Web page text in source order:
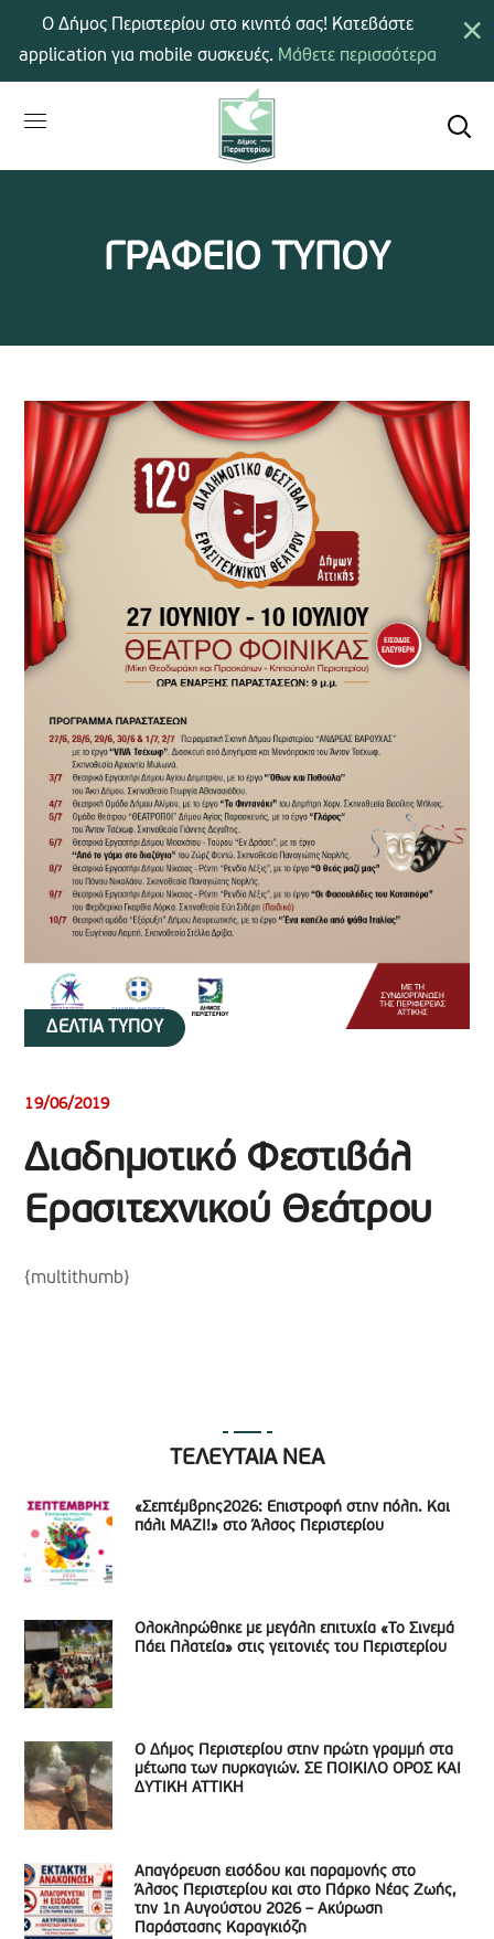
ΓΡΑΦΕΙΟ ΤΥΠΟΥ
ΔΕΛΤΙΑ ΤΥΠΟΥ
19/06/2019
Διαδημοτικό Φεστιβάλ
Ερασιτεχνικού Θεάτρου
{multithumb}
ΤΕΛΕΥΤΑΙΑ ΝΕΑ
«Σεπτέμβρης2026: Επιστροφή στην πόλη. Και
πάλι ΜΑΖΙ!» στο Άλσος Περιστερίου
Ολοκληρώθηκε με μεγάλη επιτυχία «Το Σινεμά
Πάει Πλατεία» στις γειτονιές του Περιστερίου
Ο Δήμος Περιστερίου στην πρώτη γραμμή στα
μέτωπα των πυρκαγιών. ΣΕ ΠΟΙΚΙΛΟ ΟΡΟΣ ΚΑΙ
ΔΥΤΙΚΗ ΑΤΤΙΚΗ
Απαγόρευση εισόδου και παραμονής στο
Άλσος Περιστερίου και στο Πάρκο Νέας Ζωής,
την 1η Αυγούστου 2026 – Ακύρωση
Παράστασης Καραγκιόζη
×
Ο Δήμος Περιστερίου στο κινητό σας! Κατεβάστε
application για mobile συσκευές. Μάθετε περισσότερα